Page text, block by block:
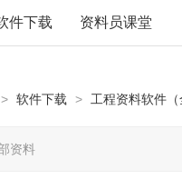
件下载 资料员课堂
> 软件下载 > 工程资料软件
资料